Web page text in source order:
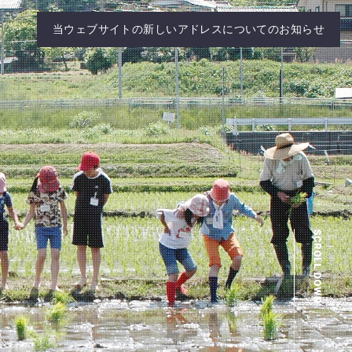
当ウェブサイトの新しいアドレスについてのお知らせ